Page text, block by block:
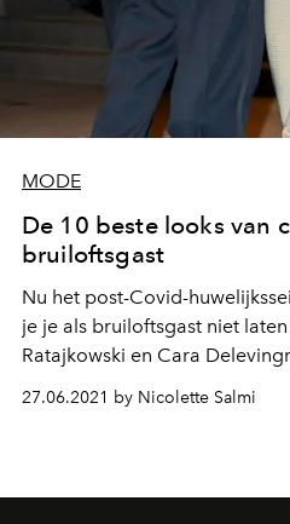
MODE
De 10 beste looks van
bruiloftsgast
Nu het post-Covid-
je je als bruiloftsgast niet
Ratajkowski en Cara
27.06.2021 by Nicolette Salmi